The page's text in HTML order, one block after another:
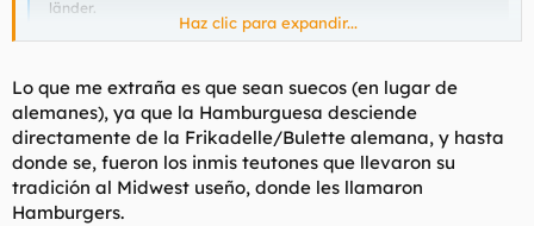
länder.
www.burgerdudes.se
The World's Best Burgers • 2026 • Burgerdudes
The world's 25 best burgers, handpicked and listed by
Burgerdudes, the world's leading burger website.
www.burgerdudes.se
Haz clic para expandir...
Lo que me extraña es que sean suecos (en lugar de
alemanes), ya que la Hamburguesa desciende
directamente de la Frikadelle/Bulette alemana, y hasta
donde se, fueron los inmis teutones que llevaron su
tradición al Midwest useño, donde les llamaron
Hamburgers.